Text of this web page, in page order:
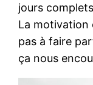
jours
La motivation
pas à faire
ça nous